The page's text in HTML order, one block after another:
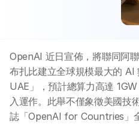
OpenAI 近日宣佈，將聯同阿
布扎比建立全球規模最大的
UAE」，預計總算力高達
入運作。此舉不僅象徵美國技
誌「OpenAI for Countries」